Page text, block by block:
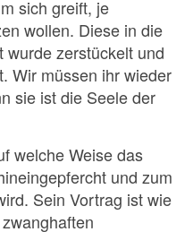
sich greift, je
wollen. Diese in die
wurde zerstückelt und
Wir müssen ihr wieder
sie ist die Seele der
welche Weise das
und zum
Sein Vortrag ist wie